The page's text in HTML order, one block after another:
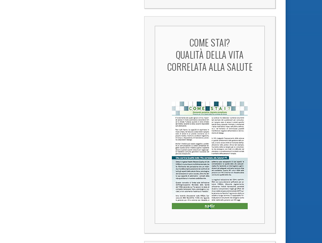
COME STAI?
QUALITÀ DELLA VITA
CORRELATA ALLA SALUTE